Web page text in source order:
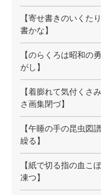
【寄せ書きのいくた
書かな】
【のらくろは昭和の
がし】
【着膨れて気付くさ
さ画集閉づ】
【午睡の手の昆虫図
繰る】
【紙で切る指の血こ
凍つ】